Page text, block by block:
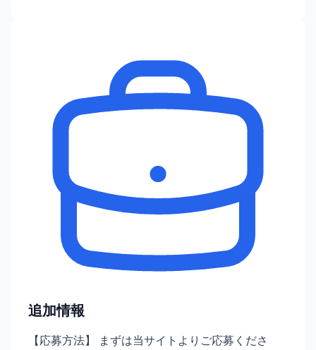
追加情報
【応募方法】 まずは当サイトよりご応募くださ